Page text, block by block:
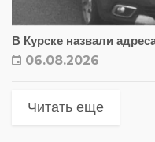
В Курске назвали
06.08.2026
Читать еще